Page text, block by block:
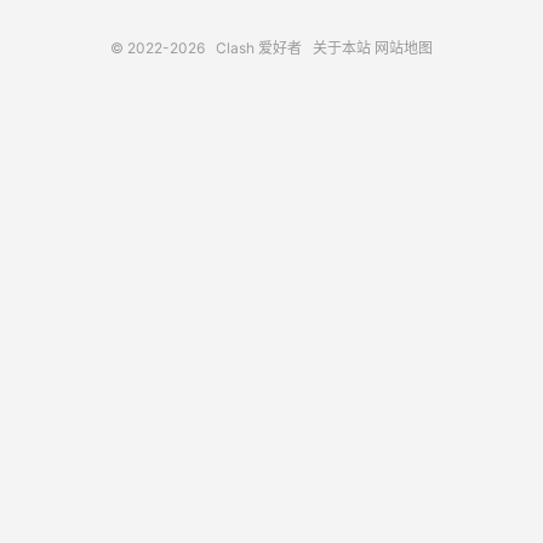
© 2022-2026 Clash 爱好者 关于本站 网站地图